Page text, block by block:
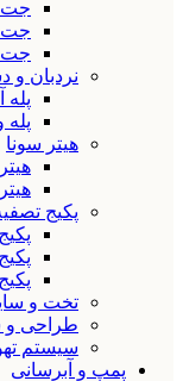
جت
جت
جت
نردبان و
پله
هیتر سونا
پکیج
پکیج t pack تصفیه آب
تخت و
طراحی و
سیستم
پمپ و آبرسانی